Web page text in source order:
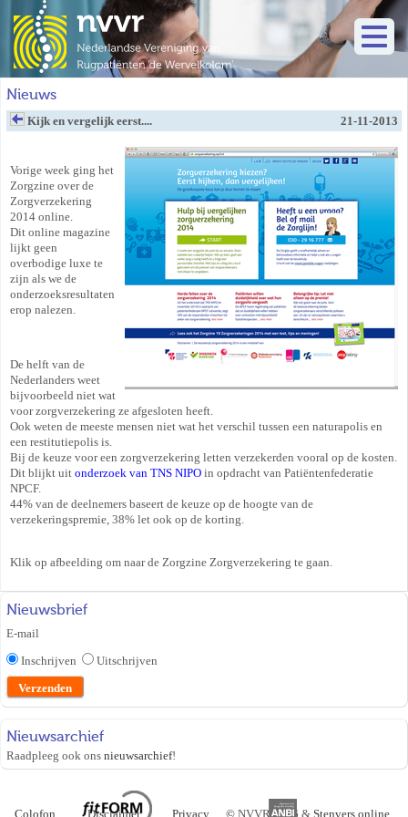
Nieuws
Kijk en vergelijk eerst.... 21-11-2013
Vorige week ging het
Zorgzine over de
Zorgverzekering
2014 online.
Dit online magazine
lijkt geen
overbodige luxe te
zijn als we de
onderzoeksresultaten
erop nalezen.
De helft van de
Nederlanders weet
bijvoorbeeld niet wat
voor zorgverzekering ze afgesloten heeft.
Ook weten de meeste mensen niet wat het verschil tussen een naturapolis en
een restitutiepolis is.
Bij de keuze voor een zorgverzekering letten verzekerden vooral op de kosten.
Dit blijkt uit onderzoek van TNS NIPO in opdracht van Patiëntenfederatie
NPCF.
44% van de deelnemers baseert de keuze op de hoogte van de
verzekeringspremie, 38% let ook op de korting.
Klik op afbeelding om naar de Zorgzine Zorgverzekering te gaan.
Nieuwsbrief
E-mail
Inschrijven
Uitschrijven
Nieuwsarchief
Raadpleeg ook ons nieuwsarchief!
© NVVR 2026 & Stenvers online
Colofon Disclaimer Privacy